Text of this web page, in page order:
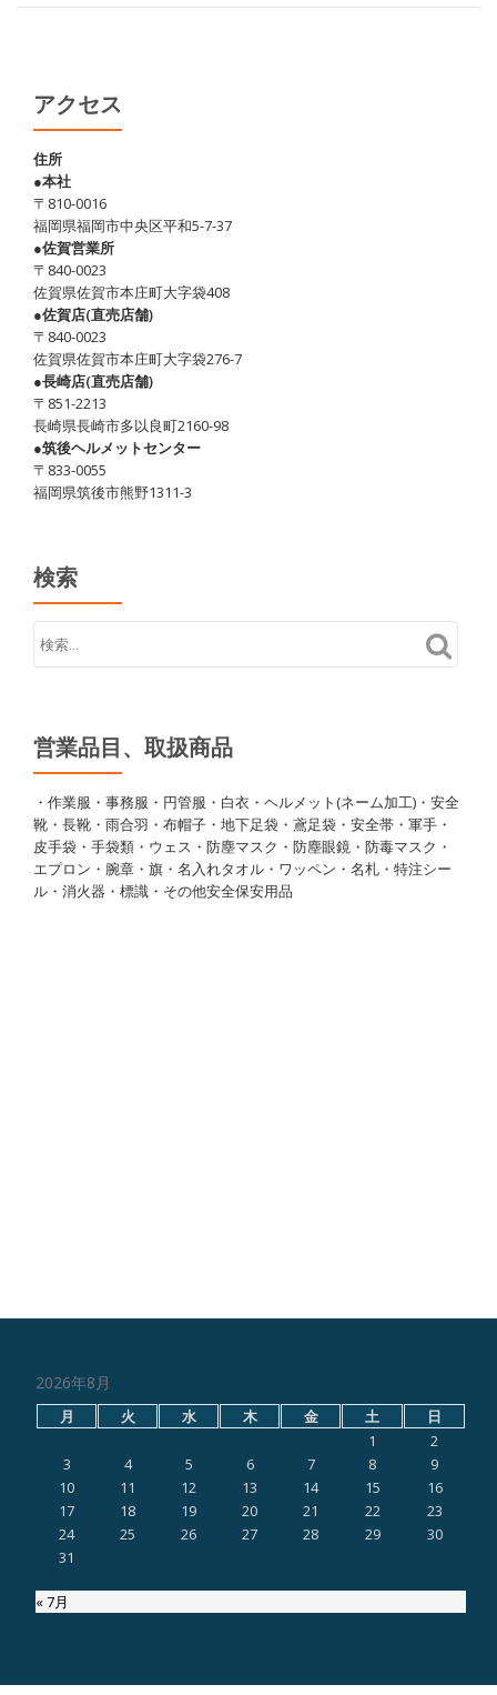
と
す。
モ
鉄
板
で
す！
アクセス
住所
●本社
〒810-0016
福岡県福岡市中央区平和5-7-37
●佐賀営業所
〒840-0023
佐賀県佐賀市本庄町大字袋408
●佐賀店(直売店舗)
〒840-0023
佐賀県佐賀市本庄町大字袋276-7
●長崎店(直売店舗)
〒851-2213
長崎県長崎市多以良町2160-98
●筑後ヘルメットセンター
〒833-0055
福岡県筑後市熊野1311-3
検索
営業品目、取扱商品
・作業服・事務服・円管服・白衣・ヘルメット(ネーム加工)・安全
靴・長靴・雨合羽・布帽子・地下足袋・鳶足袋・安全帯・軍手・
皮手袋・手袋類・ウェス・防塵マスク・防塵眼鏡・防毒マスク・
エプロン・腕章・旗・名入れタオル・ワッペン・名札・特注シー
ル・消火器・標識・その他安全保安用品
2026年8月
月 火 水 木 金 土
日
1
2
3
4 5 6 7 8
9
10
11 12 13 14 15
16
17
18 19 20 21 22
23
24
25 26 27 28 29
30
31
« 7月